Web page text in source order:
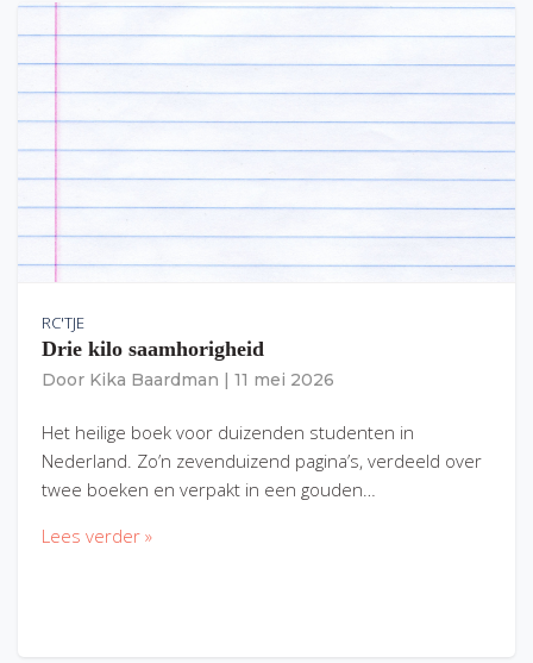
RC'TJE
Drie kilo saamhorigheid
Door Kika Baardman 11 mei 2026
Het heilige boek voor duizenden studenten in
Nederland. Zo’n zevenduizend pagina’s, verdeeld over
twee boeken en verpakt in een gouden…
Lees verder »